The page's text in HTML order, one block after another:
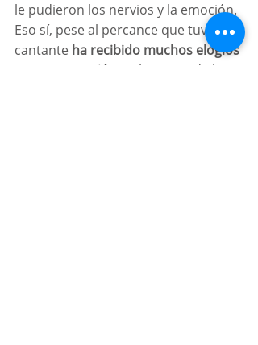
le pudieron los nervios y la emoción.
Eso sí, pese al percance que tuvo, la
cantante ha recibido muchos elogios
por su actuación
en la previa de la